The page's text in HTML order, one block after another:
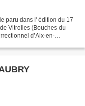
paru dans l' édition du 17
Vitrolles (Bouches-du-
d’Aix-en-